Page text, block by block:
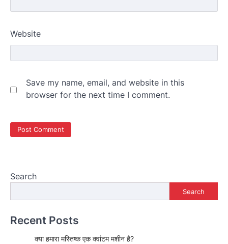
Website
Save my name, email, and website in this
browser for the next time I comment.
Search
Search
Recent Posts
क्या हमारा मस्तिष्क एक क्वांटम मशीन है?